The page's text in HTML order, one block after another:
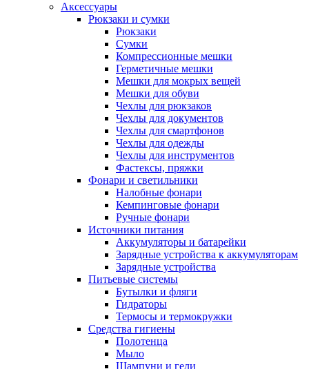
Аксессуары
Рюкзаки и сумки
Рюкзаки
Сумки
Компрессионные мешки
Герметичные мешки
Мешки для мокрых вещей
Мешки для обуви
Чехлы для рюкзаков
Чехлы для документов
Чехлы для смартфонов
Чехлы для одежды
Чехлы для инструментов
Фастексы, пряжки
Фонари и светильники
Налобные фонари
Кемпинговые фонари
Ручные фонари
Источники питания
Аккумуляторы и батарейки
Зарядные устройства к аккумуляторам
Зарядные устройства
Питьевые системы
Бутылки и фляги
Гидраторы
Термосы и термокружки
Средства гигиены
Полотенца
Мыло
Шампуни и гели